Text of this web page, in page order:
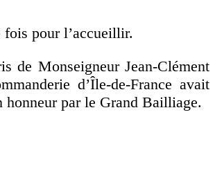
pour l’accueillir.
de Monseigneur Jean-Clément
d’Île-de-France avait
honneur par le Grand Bailliage.